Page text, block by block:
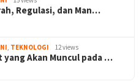
Regulasi, dan Man…
, TEKNOLOGI 12 views
yang Akan Muncul pada …